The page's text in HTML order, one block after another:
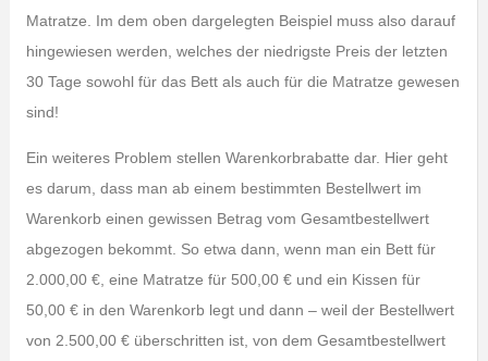
Matratze. Im dem oben dargelegten Beispiel muss also darauf
hingewiesen werden, welches der niedrigste Preis der letzten
30 Tage sowohl für das Bett als auch für die Matratze gewesen
sind!
Ein weiteres Problem stellen Warenkorbrabatte dar. Hier geht
es darum, dass man ab einem bestimmten Bestellwert im
Warenkorb einen gewissen Betrag vom Gesamtbestellwert
abgezogen bekommt. So etwa dann, wenn man ein Bett für
2.000,00 €, eine Matratze für 500,00 € und ein Kissen für
50,00 € in den Warenkorb legt und dann – weil der Bestellwert
von 2.500,00 € überschritten ist, von dem Gesamtbestellwert